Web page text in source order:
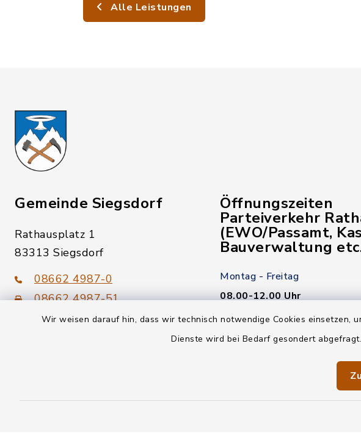
Wir weisen darauf hin, dass wir technisch notwendige Cookies einsetzen,
Dienste wird bei Bedarf gesondert
Alle Leistungen
Gemeinde Siegsdorf
Rathausplatz 1
83313 Siegsdorf
08662 4987-0
08662 4987-51
gemeinde@siegsdorf.bayern.de
Öffnungszeiten
Parteiverkehr
(EWO/Passamt,
Bauverwaltung
Montag - Freitag
08.00-12.00 Uhr
Donnerstag
14.00-18.00 Uhr